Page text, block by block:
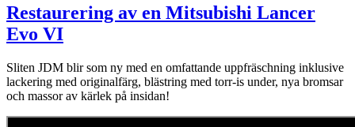
Restaurering av en Mitsubishi Lancer
Evo VI
Sliten JDM blir som ny med en omfattande uppfräschning inklusive
lackering med originalfärg, blästring med torr-is under, nya bromsar
och massor av kärlek på insidan!